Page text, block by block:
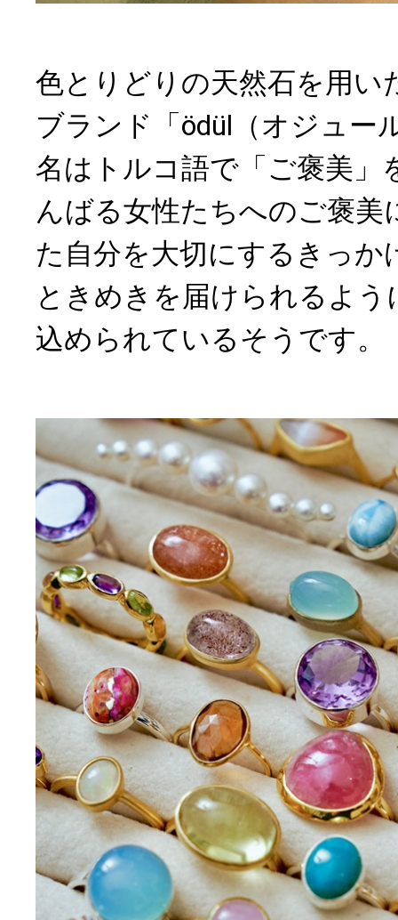
色とりどりの天然石を用い
ブランド「ödül（オジュー
名はトルコ語で「ご褒美」
んばる女性たちへのご褒美
た自分を大切にするきっか
ときめきを届けられるよ
込められているそうです。